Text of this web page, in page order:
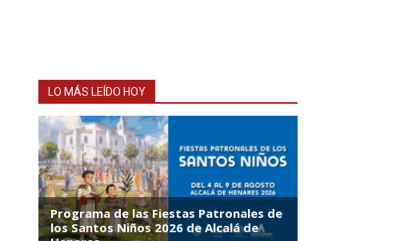
LO MÁS LEÍDO HOY